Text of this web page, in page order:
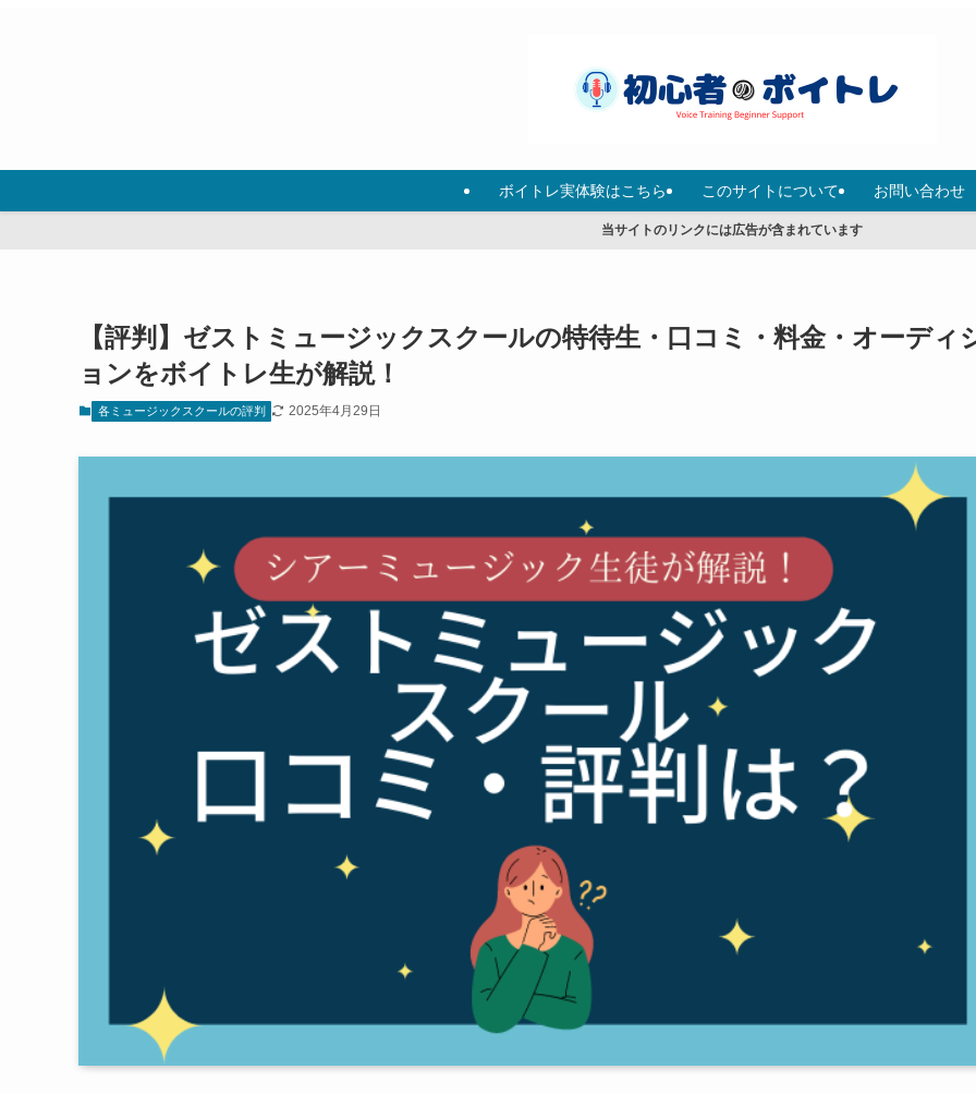
ボイトレ実体験はこちら このサイトについて お問い合わせ
当サイトのリンクには広告が含まれています
【評判】ゼストミュージックスクールの特待生・口コミ・料金・オーディ
ョンをボイトレ生が解説！
各ミュージックスクールの評判 2025年4月29日